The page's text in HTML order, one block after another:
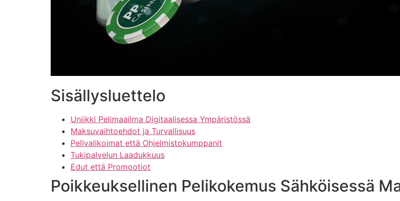
Sisällysluettelo
Uniikki Pelimaailma Digitaalisessa Ympäristössä
Maksuvaihtoehdot ja Turvallisuus
Pelivalikoimat että Ohjelmistokumppanit
Tukipalvelun Laadukkuus
Edut että Promootiot
Poikkeuksellinen Pelikokemus Sähköisessä